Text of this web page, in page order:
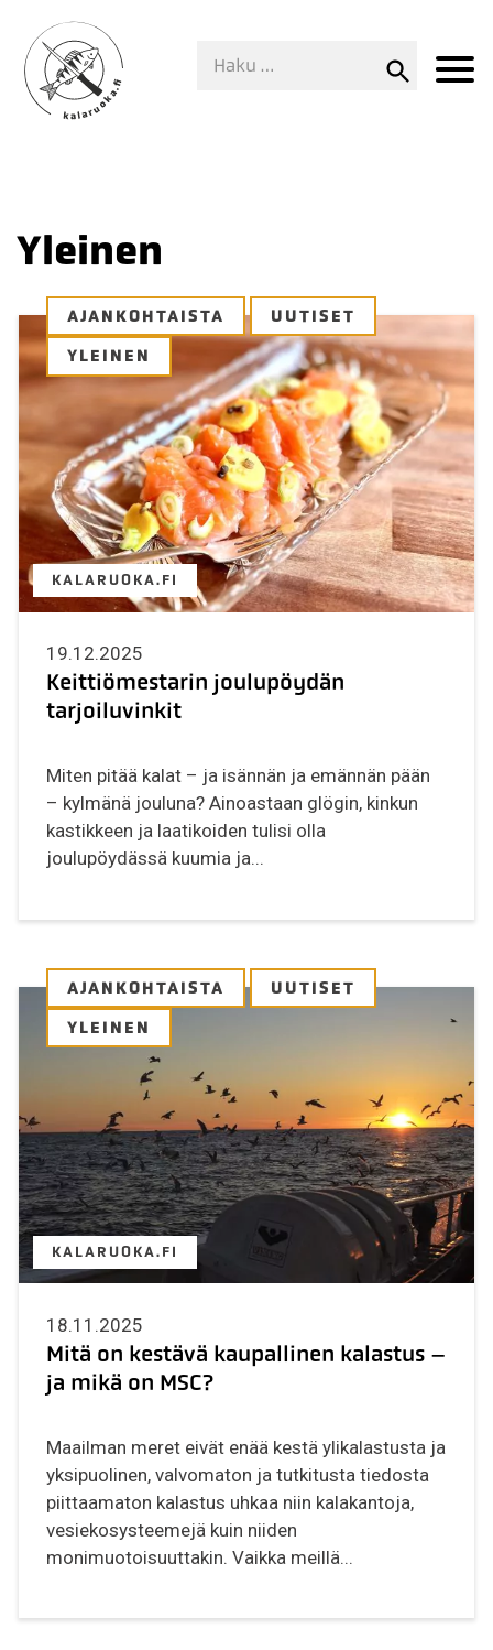
Yleinen
AJANKOHTAISTA UUTISET
YLEINEN
KALARUOKA.FI
19.12.2025
Keittiömestarin joulupöydän
tarjoiluvinkit
Miten pitää kalat – ja isännän ja emännän pään
– kylmänä jouluna? Ainoastaan glögin, kinkun
kastikkeen ja laatikoiden tulisi olla
joulupöydässä kuumia ja...
AJANKOHTAISTA UUTISET
YLEINEN
KALARUOKA.FI
18.11.2025
Mitä on kestävä kaupallinen kalastus –
ja mikä on MSC?
Maailman meret eivät enää kestä ylikalastusta ja
yksipuolinen, valvomaton ja tutkitusta tiedosta
piittaamaton kalastus uhkaa niin kalakantoja,
vesiekosysteemejä kuin niiden
monimuotoisuuttakin. Vaikka meillä...